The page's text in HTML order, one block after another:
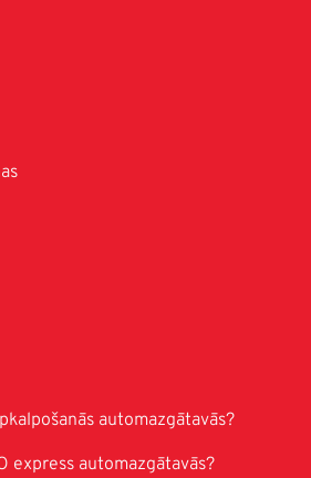
automazgātavās?
express automazgātavās?